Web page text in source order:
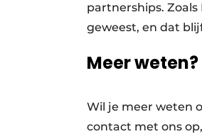
partnerships. Zoals
geweest, en dat
Meer weten?
Wil je meer weten
contact met ons